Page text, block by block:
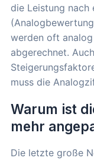
die Leistung nach
werden oft
abgerechnet.
muss die
Warum ist
mehr
Die letzte große